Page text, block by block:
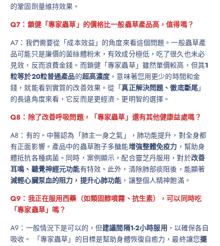
的鞏固劑量維持效果。
Q7：鎖健「專家蟲草」的價格比一般蟲草產品高，值得嗎？
A7：我們需要從「成本效益」的角度來看這個問題。一般蟲草產
品可能只是廉價的菌絲體粉末，有效成分極低，吃了很久也未必
見效，反而浪費金錢。而鎖健「專家蟲草」雖然單價較高，但其1
粒等於20粒普通產品的超高濃度，意味著您用更少的時間和金
錢，就能看到實質的改善效果。從「真正解決問題、徹底斷尾」
的長遠角度來看，它反而是更經濟、更明智的選擇。
Q8：除了改善呼吸問題，「專家蟲草」還有其他健康益處嗎？
A8：有的。中醫認為「肺主一身之氣」，肺功能提升，對全身都
有正面影響。產品中的蟲草胞子多醣能增強整體免疫力 ，幫助身
體抵抗各種病菌。同時，案例顯示，配合靈芝丹服用，對於改善
耳鳴、聽覺神經元功能有特效。此外，清除肺部痰阻後，能顯著
減輕心臟泵血的阻力，提升心肺功能，讓整個人精神飽滿。
Q9：我正在服用西藥（如類固醇噴霧、抗生素），可以同時吃
「專家蟲草」嗎？
A9：一般情況下是可以的，但建議間隔1-2小時服用 ，以確保各自
吸收。 「專家蟲草」的目標是幫助身體恢復自癒力，最終讓您擺